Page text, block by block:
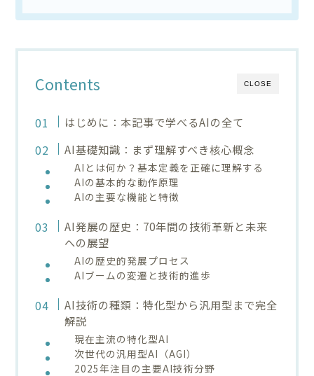
CLOSE
Contents
はじめに：本記事で学べるAIの全て
AI基礎知識：まず理解すべき核心概念
AIとは何か？基本定義を正確に理解する
AIの基本的な動作原理
AIの主要な機能と特徴
AI発展の歴史：70年間の技術革新と未来
への展望
AIの歴史的発展プロセス
AIブームの変遷と技術的進歩
AI技術の種類：特化型から汎用型まで完全
解説
現在主流の特化型AI
次世代の汎用型AI（AGI）
2025年注目の主要AI技術分野